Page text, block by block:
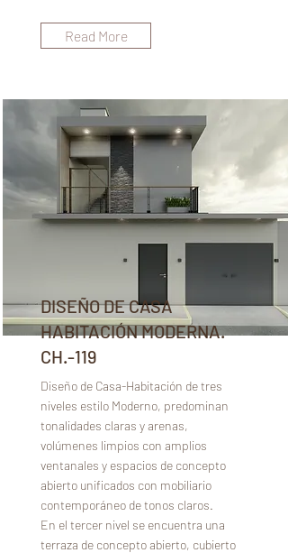
Read More
DISEÑO DE CASA
HABITACIÓN MODERNA.
CH.-119
Diseño de Casa-Habitación de tres
niveles estilo Moderno, predominan
tonalidades claras y arenas,
volúmenes limpios con amplios
ventanales y espacios de concepto
abierto unificados con mobiliario
contemporáneo de tonos claros.
En el tercer nivel se encuentra una
terraza de concepto abierto, cubierto